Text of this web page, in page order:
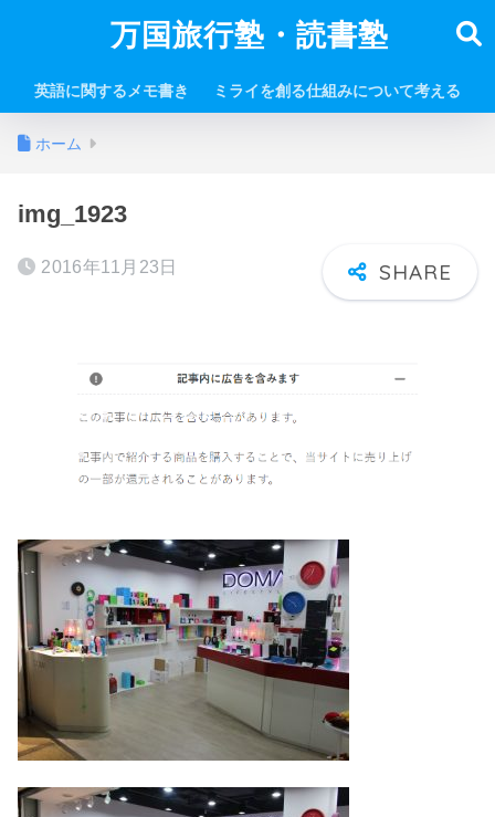
万国旅行塾・読書塾
英語に関するメモ書き ミライを創る仕組みについて考える
ホーム
img_1923
2016年11月23日